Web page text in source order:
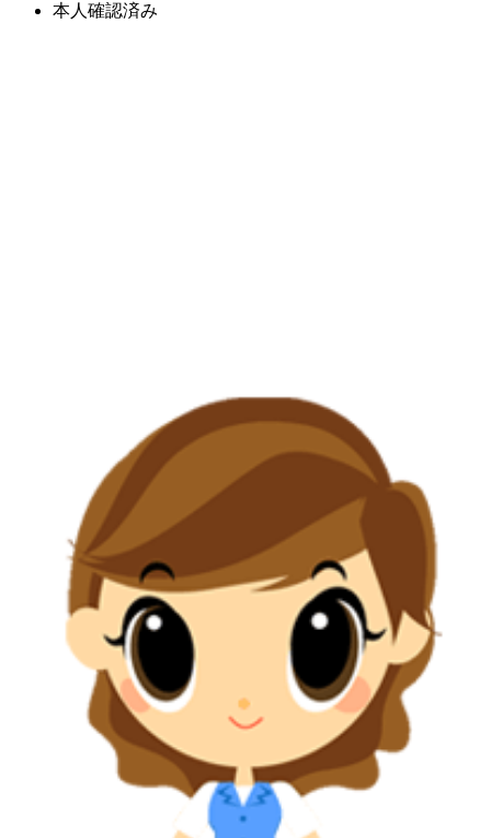
本人確認済み